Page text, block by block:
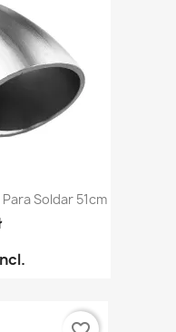
Soldar 51cm